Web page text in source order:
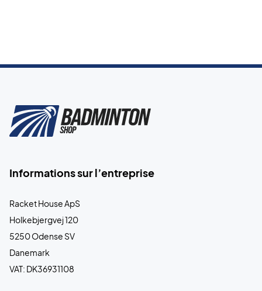
Informations sur l’entreprise
Racket House ApS
Holkebjergvej 120
5250 Odense SV
Danemark
VAT: DK36931108